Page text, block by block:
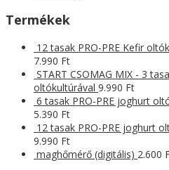
Termékek
12 tasak PRO-PRE Kefir
7.990 Ft
START CSOMAG MIX - 3
oltókultúrával 9.990 Ft
6 tasak PRO-PRE joghurt
5.390 Ft
12 tasak PRO-PRE joghurt
9.990 Ft
maghőmérő (digitális) 2.600